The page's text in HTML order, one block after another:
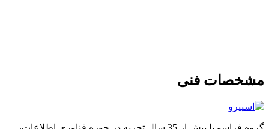
مشخصات فنی